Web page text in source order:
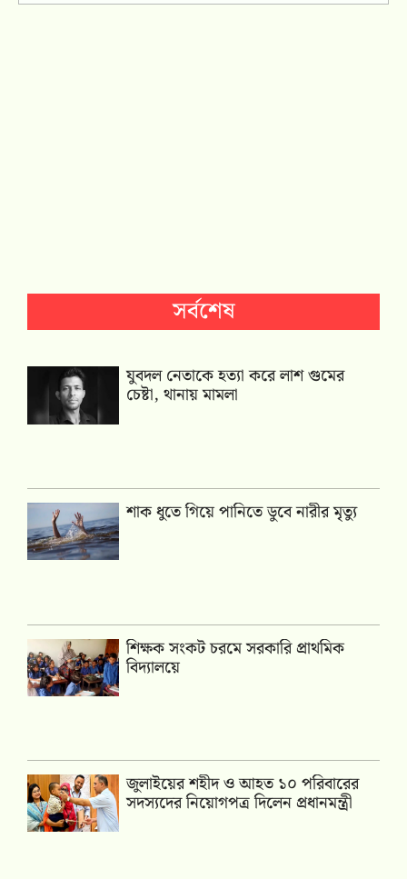
সর্বশেষ
যুবদল নেতাকে হত্যা করে লাশ গুমের
চেষ্টা, থানায় মামলা
শাক ধুতে গিয়ে পানিতে ডুবে নারীর মৃত্যু
শিক্ষক সংকট চরমে সরকারি প্রাথমিক
বিদ্যালয়ে
জুলাইয়ের শহীদ ও আহত ১০ পরিবারের
সদস্যদের নিয়োগপত্র দিলেন প্রধানমন্ত্রী